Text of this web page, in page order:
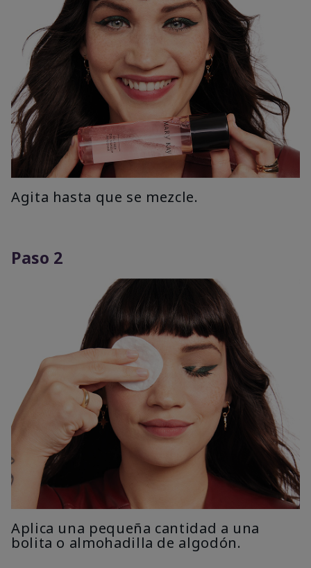
Agita hasta que se mezcle.
Paso 2
Aplica una pequeña cantidad a una
bolita o almohadilla de algodón.